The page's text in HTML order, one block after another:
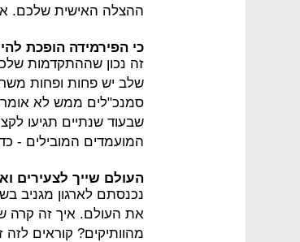
ההצלה האישית שלכם.
כי הפירמידה הופכת
זה נכון שההתקדמות
שלב יש פחות ופחות
סמנכ"לים ממש לא אומר
המועמדים המובילים -
העולם שייך לצעירים
נכנסתם לארגון מגניב
את העולם. איך זה קרה
מהוותיקים? קוראים